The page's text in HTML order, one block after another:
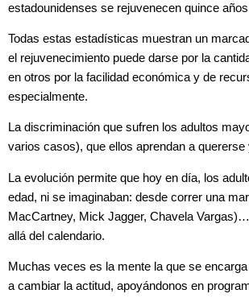
estadounidenses se rejuvenecen quince
Todas estas estadísticas muestran un
el rejuvenecimiento puede darse por la
en otros por la facilidad económica y de
especialmente.
La discriminación que sufren los adultos
varios casos), que ellos aprendan a
La evolución permite que hoy en día, los
edad, ni se imaginaban: desde correr una
MacCartney, Mick Jagger, Chavela
allá del calendario.
Muchas veces es la mente la que se
a cambiar la actitud, apoyándonos en